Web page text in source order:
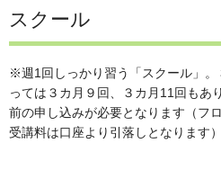
スクール
※週1回しっかり習う「スクール」。
っては３カ月９回、３カ月11回もあ
前の申し込みが必要となります（フ
受講料は口座より引落しとなります）